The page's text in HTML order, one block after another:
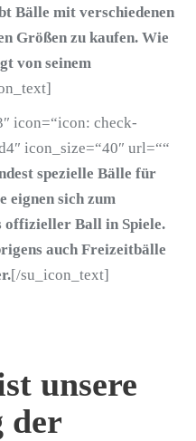
Bälle mit verschiedenen
Größen zu kaufen. Wie
von seinem
icon=“icon: check-
icon_size=“40″ url=““
spezielle Bälle für
eignen sich zum
offizieller Ball in Spiele.
auch Freizeitbälle
[/su_icon_text]
unsere
der